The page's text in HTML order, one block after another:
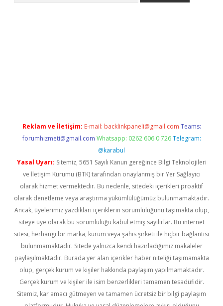
Reklam ve İletişim: E-mail: backlinkpaneli@gmail.com Teams:
forumhizmeti@gmail.com Whatsapp: 0262 606 0 726 Telegram:
@karabul
Yasal Uyarı: Sitemiz, 5651 Sayılı Kanun gereğince Bilgi Teknolojileri
ve İletişim Kurumu (BTK) tarafından onaylanmış bir Yer Sağlayıcı
olarak hizmet vermektedir. Bu nedenle, sitedeki içerikleri proaktif
olarak denetleme veya araştırma yükümlülüğümüz bulunmamaktadır.
Ancak, üyelerimiz yazdıkları içeriklerin sorumluluğunu taşımakta olup,
siteye üye olarak bu sorumluluğu kabul etmiş sayılırlar. Bu internet
sitesi, herhangi bir marka, kurum veya şahıs şirketi ile hiçbir bağlantısı
bulunmamaktadır. Sitede yalnızca kendi hazırladığımız makaleler
paylaşılmaktadır. Burada yer alan içerikler haber niteliği taşımamakta
olup, gerçek kurum ve kişiler hakkında paylaşım yapılmamaktadır.
Gerçek kurum ve kişiler ile isim benzerlikleri tamamen tesadüfidir.
Sitemiz, kar amacı gütmeyen ve tamamen ücretsiz bir bilgi paylaşım